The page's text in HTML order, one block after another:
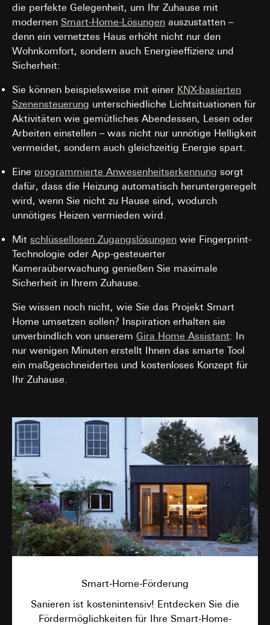
die perfekte Gelegenheit, um Ihr Zuhause mit
modernen Smart-Home-Lösungen auszustatten –
denn ein vernetztes Haus erhöht nicht nur den
Wohnkomfort, sondern auch Energieeffizienz und
Sicherheit:
Sie können beispielsweise mit einer KNX-basierten
Szenensteuerung unterschiedliche Lichtsituationen für
Aktivitäten wie gemütliches Abendessen, Lesen oder
Arbeiten einstellen – was nicht nur unnötige Helligkeit
vermeidet, sondern auch gleichzeitig Energie spart.
Eine programmierte Anwesenheitserkennung sorgt
dafür, dass die Heizung automatisch heruntergeregelt
wird, wenn Sie nicht zu Hause sind, wodurch
unnötiges Heizen vermieden wird.
Mit schlüssellosen Zugangslösungen wie Fingerprint-
Technologie oder App-gesteuerter
Kameraüberwachung genießen Sie maximale
Sicherheit in Ihrem Zuhause.
Sie wissen noch nicht, wie Sie das Projekt Smart
Home umsetzen sollen? Inspiration erhalten sie
unverbindlich von unserem Gira Home Assistant: In
nur wenigen Minuten erstellt Ihnen das smarte Tool
ein maßgeschneidertes und kostenloses Konzept für
Ihr Zuhause.
Smart-Home-Förderung
Sanieren ist kostenintensiv! Entdecken Sie die
Fördermöglichkeiten für Ihre Smart-Home-